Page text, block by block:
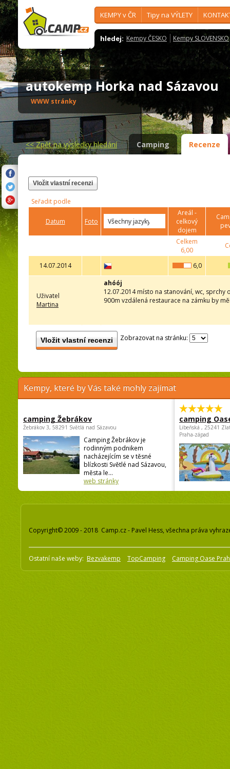
KEMPY v ČR Tipy na VÝLETY
hledej: Kempy ČESKO Kempy SLOVENSKO
autokemp Horka nad Sázavou
WWW stránky
<<Zpět na výsledky hledání Camping Recenze
Vložit vlastní recenzi
Seřadit podle
Datum Foto
Areál -
celkový
dojem
Celkem
6,00
14.07.2014 6,0
Uživatel
Martina
ahóój
12.07.2014 místo na stanování, wc,
900m vzdálená restaurace na zámku by
Vložit vlastní recenzi Zobrazovat na stránku:
Kempy, které by Vás také mohly zajímat
camping Žebrákov
Žebrákov 3, 58291 Světlá nad Sázavou
Camping Žebrákov je
rodinným podnikem
nacházejícím se v těsné
blízkosti Světlé nad Sázavou,
města le...
web stránky
camping
Libeňská , 25241
Praha-západ
Copyright© 2009 - 2018 Camp.cz - Pavel Hess, všechna práva
Ostatní naše weby: Bezvakemp TopCamping Camping Oase